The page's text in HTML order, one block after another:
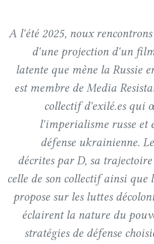
A l'été 2025, noux
d'une projection d'un
latente que mène la Russie
est membre de Media
collectif d'exilé.es qui
l'imperialisme russe et
défense ukrainienne.
décrites par D, sa
celle de son collectif ainsi que
propose sur les luttes
éclairent la nature du
stratégies de défense